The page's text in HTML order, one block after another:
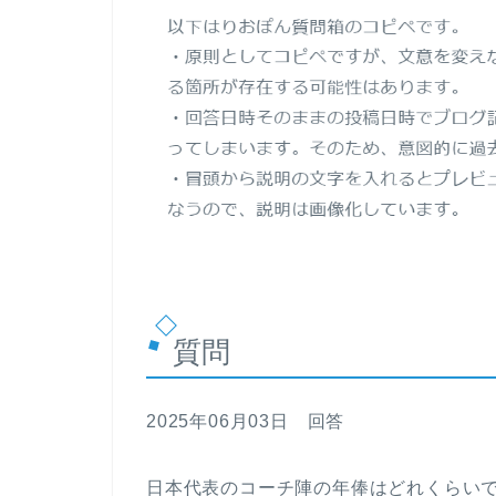
質問
2025年06月03日 回答
日本代表のコーチ陣の年俸はどれくらい